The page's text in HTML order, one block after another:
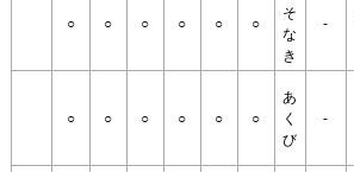
○ ○ ○ ○ ○ ○
そ
な
き
-
○ ○ ○ ○ ○ ○
あ
く
び
-